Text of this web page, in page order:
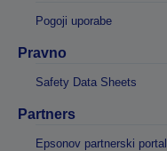
Pogoji uporabe
Pravno
Safety Data Sheets
Partners
Epsonov partnerski portal